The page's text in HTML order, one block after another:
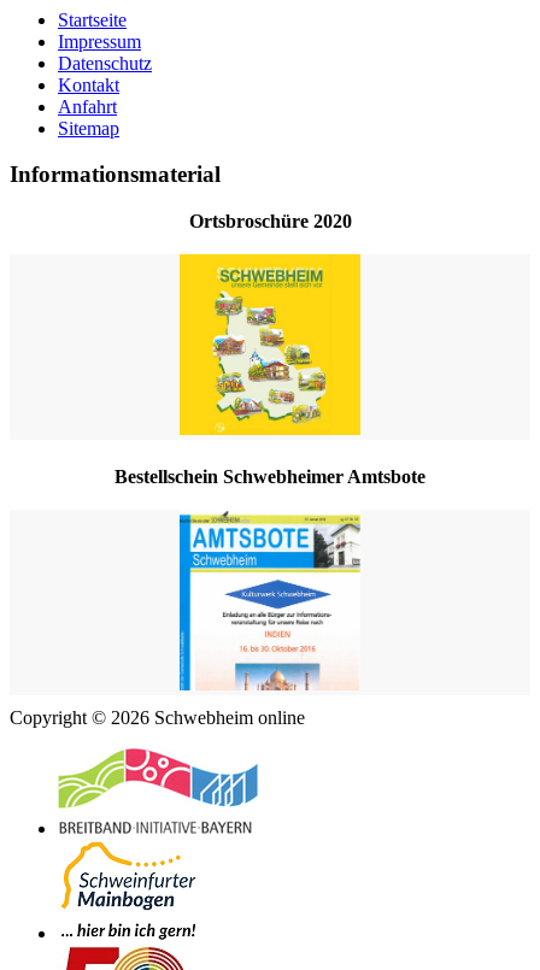
Startseite
Impressum
Datenschutz
Kontakt
Anfahrt
Sitemap
Informationsmaterial
Ortsbroschüre 2020
Bestellschein Schwebheimer Amtsbote
Copyright © 2026 Schwebheim online